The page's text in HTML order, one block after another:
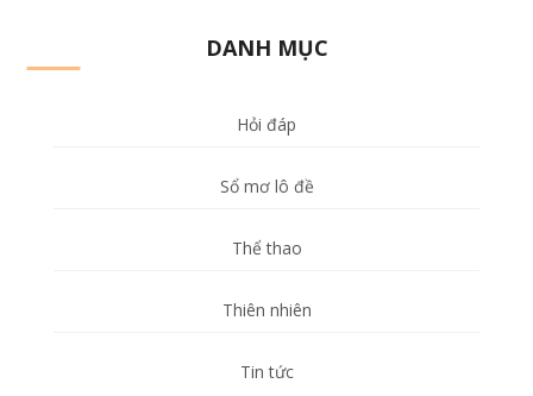
DANH MỤC
Hỏi đáp
Sổ mơ lô đề
Thể thao
Thiên nhiên
Tin tức